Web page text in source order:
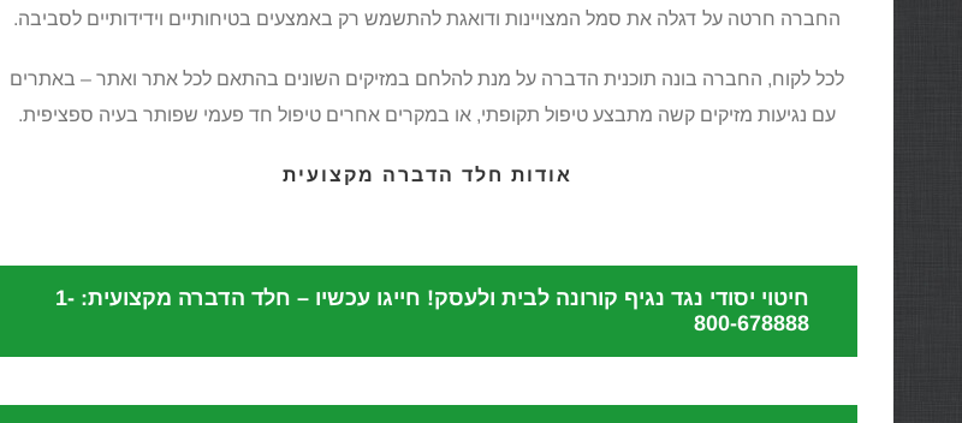
החברה חרטה על דגלה את סמל המצויינות ודואגת להתשמש רק באמצעים בטיחותיים וידידותיים לסביבה.
לכל לקוח, החברה בונה תוכנית הדברה על מנת להלחם במזיקים השונים בהתאם לכל אתר ואתר – באתרים
עם נגיעות מזיקים קשה מתבצע טיפול תקופתי, או במקרים אחרים טיפול חד פעמי שפותר בעיה ספציפית.
אודות חלד הדברה מקצועית
חיטוי יסודי נגד נגיף קורונה לבית ולעסק! חייגו עכשיו – חלד הדברה מקצועית: 1-
800-678888